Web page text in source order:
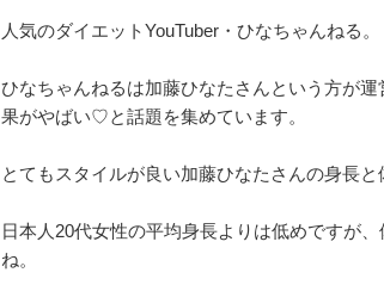
人気のダイエットYouTuber・ひなちゃんねる。
ひなちゃんねるは加藤ひなたさんという方が
果がやばい♡と話題を集めています。
とてもスタイルが良い加藤ひなたさんの身長と
日本人20代女性の平均身長よりは低めですが
ね。